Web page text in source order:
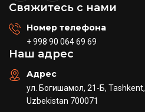
Свяжитесь с нами
Номер телефона
+ 998 90 064 69 69
Наш адрес
Адрес
ул. Богишамол, 21-Б, Tashkent,
Uzbekistan 700071